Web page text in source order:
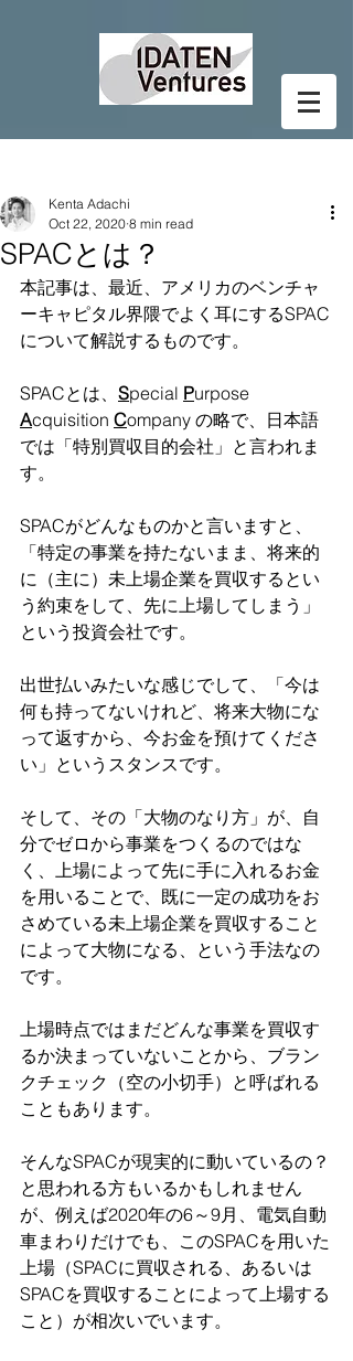
SPACとは？
Kenta Adachi
Oct 22, 2020 8 min read
本記事は、最近、アメリカのベンチャ
ーキャピタル界隈でよく耳にするSPAC
について解説するものです。
SPACとは、 Special Purpose
Acquisition Company の略で、日本語
では「特別買収目的会社」と言われま
す。
SPACがどんなものかと言いますと、
「特定の事業を持たないまま、将来的
に（主に）未上場企業を買収するとい
う約束をして、先に上場してしまう」
という投資会社です。
出世払いみたいな感じでして、「今は
何も持ってないけれど、将来大物にな
って返すから、今お金を預けてくださ
い」というスタンスです。
そして、その「大物のなり方」が、自
分でゼロから事業をつくるのではな
く、上場によって先に手に入れるお金
を用いることで、既に一定の成功をお
さめている未上場企業を買収すること
によって大物になる、という手法なの
です。
上場時点ではまだどんな事業を買収す
るか決まっていないことから、ブラン
クチェック（空の小切手）と呼ばれる
こともあります。
そんなSPACが現実的に動いているの？
と思われる方もいるかもしれません
が、例えば2020年の6～9月、電気自動
車まわりだけでも、このSPACを用いた
上場（SPACに買収される、あるいは
SPACを買収することによって上場する
こと）が相次いでいます。